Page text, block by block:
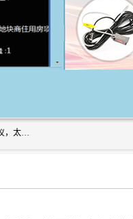
上海宇叶电子科技有限公司是吊钩视频监控、升降机监控、卸料平台监控、塔吊防碰撞、黑匣子防碰撞、风速仪，太阳能障碍灯安全提示灯等一系列升降机的常用配件产品专业研发生产加工的公司，拥有完整、科学的质量管理体系。